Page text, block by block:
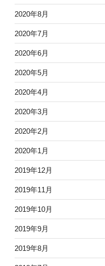
2020年8月
2020年7月
2020年6月
2020年5月
2020年4月
2020年3月
2020年2月
2020年1月
2019年12月
2019年11月
2019年10月
2019年9月
2019年8月